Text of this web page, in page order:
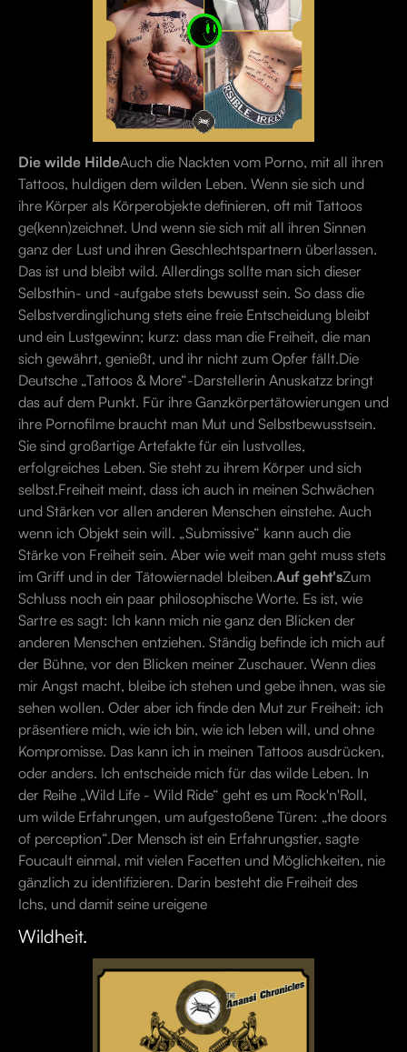
Die wilde HildeAuch die Nackten vom Porno, mit all ihren
Tattoos, huldigen dem wilden Leben. Wenn sie sich und
ihre Körper als Körperobjekte definieren, oft mit Tattoos
ge(kenn)zeichnet. Und wenn sie sich mit all ihren Sinnen
ganz der Lust und ihren Geschlechtspartnern überlassen.
Das ist und bleibt wild. Allerdings sollte man sich dieser
Selbsthin- und -aufgabe stets bewusst sein. So dass die
Selbstverdinglichung stets eine freie Entscheidung bleibt
und ein Lustgewinn; kurz: dass man die Freiheit, die man
sich gewährt, genießt, und ihr nicht zum Opfer fällt.Die
Deutsche „Tattoos & More“-Darstellerin Anuskatzz bringt
das auf dem Punkt. Für ihre Ganzkörpertätowierungen und
ihre Pornofilme braucht man Mut und Selbstbewusstsein.
Sie sind großartige Artefakte für ein lustvolles,
erfolgreiches Leben. Sie steht zu ihrem Körper und sich
selbst.Freiheit meint, dass ich auch in meinen Schwächen
und Stärken vor allen anderen Menschen einstehe. Auch
wenn ich Objekt sein will. „Submissive“ kann auch die
Stärke von Freiheit sein. Aber wie weit man geht muss stets
im Griff und in der Tätowiernadel bleiben.Auf geht'sZum
Schluss noch ein paar philosophische Worte. Es ist, wie
Sartre es sagt: Ich kann mich nie ganz den Blicken der
anderen Menschen entziehen. Ständig befinde ich mich auf
der Bühne, vor den Blicken meiner Zuschauer. Wenn dies
mir Angst macht, bleibe ich stehen und gebe ihnen, was sie
sehen wollen. Oder aber ich finde den Mut zur Freiheit: ich
präsentiere mich, wie ich bin, wie ich leben will, und ohne
Kompromisse. Das kann ich in meinen Tattoos ausdrücken,
oder anders. Ich entscheide mich für das wilde Leben. In
der Reihe „Wild Life - Wild Ride“ geht es um Rock'n'Roll,
um wilde Erfahrungen, um aufgestoßene Türen: „the doors
of perception“.Der Mensch ist ein Erfahrungstier, sagte
Foucault einmal, mit vielen Facetten und Möglichkeiten, nie
gänzlich zu identifizieren. Darin besteht die Freiheit des
Ichs, und damit seine ureigene
Wildheit.